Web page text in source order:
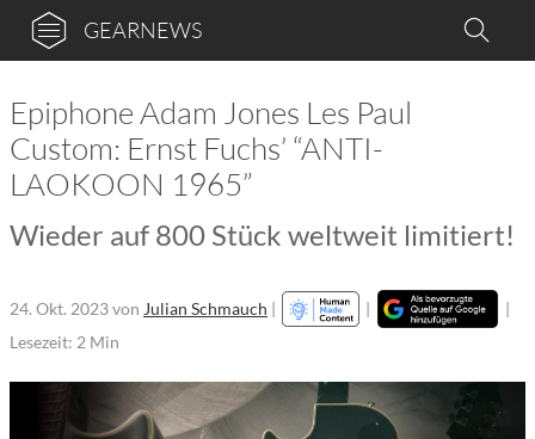
GEARNEWS
Epiphone Adam Jones Les Paul
Custom: Ernst Fuchs’ “ANTI-
LAOKOON 1965”
Wieder auf 800 Stück weltweit limitiert!
24. Okt. 2023von Julian Schmauch | |
|
Lesezeit: 2 Min